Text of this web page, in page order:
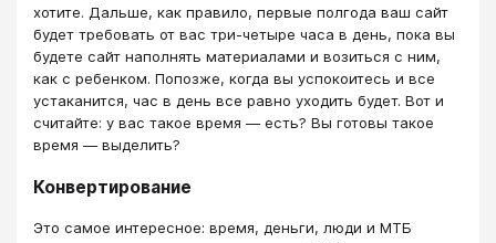
хотите. Дальше, как правило, первые полгода ваш сайт
будет требовать от вас три-четыре часа в день, пока вы
будете сайт наполнять материалами и возиться с ним,
как с ребенком. Попозже, когда вы успокоитесь и все
устаканится, час в день все равно уходить будет. Вот и
считайте: у вас такое время — есть? Вы готовы такое
время — выделить?
Конвертирование
Это самое интересное: время, деньги, люди и МТБ